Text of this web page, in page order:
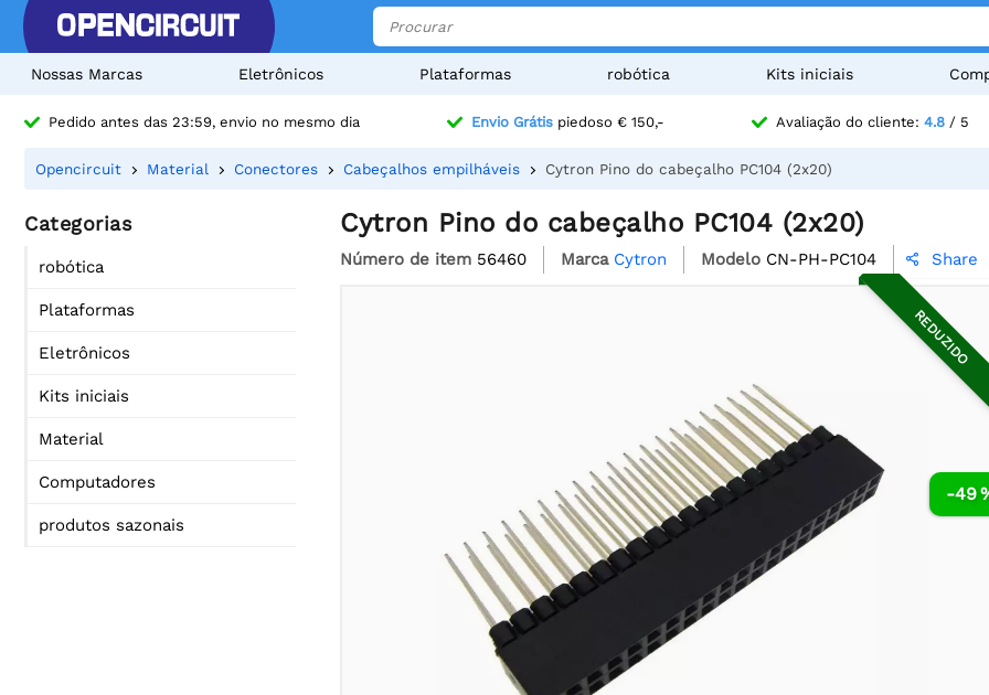
Nossas Marcas Eletrônicos Plataformas robótica Kits iniciais
Pedido antes das 23:59, envio no mesmo dia Envio Grátispiedoso € 150,- Avaliação do cliente: 4.8/ 5
Opencircuit Material Conectores Cabeçalhos empilháveis Cytron Pino do cabeçalho PC104 (2x20)
Categorias
robótica
Plataformas
Eletrônicos
Kits iniciais
Material
Computadores
produtos sazonais
Cytron Pino do cabeçalho PC104 (2x20)
Número de item 56460 Marca Cytron Modelo CN-PH-PC104  Share
-49
REDUZIDO